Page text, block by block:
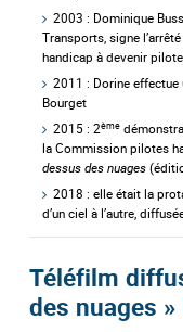
2003 : Dominique
Transports, signe
handicap à devenir
2011 : Dorine effectue
Bourget
2015 : 2ème
la Commission pilotes
dessus des nuages
2018 : elle était la
d’un ciel à l’autre,
Téléfilm
des nuages